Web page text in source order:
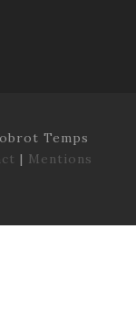
Temps
| Mentions